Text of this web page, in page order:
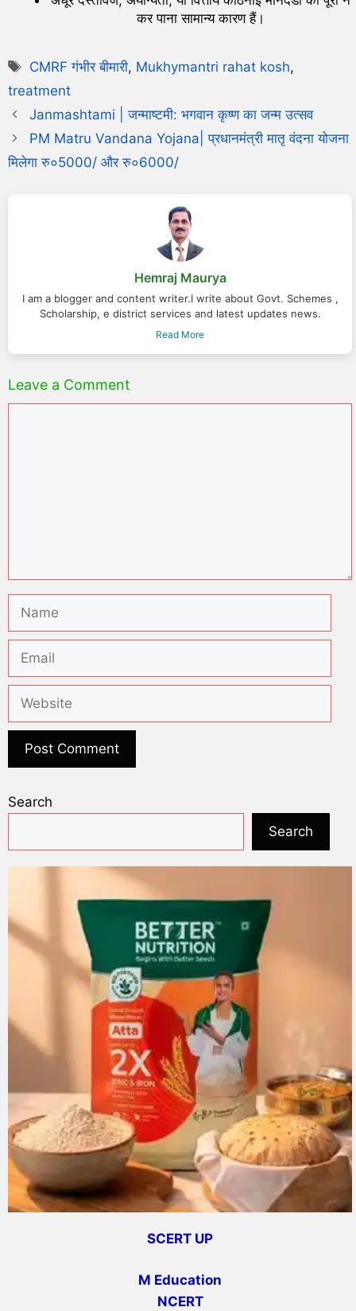
कर पाना सामान्य कारण हैं।
CMRF गंभीर बीमारी, Mukhymantri rahat kosh,
treatment
Janmashtami | जन्माष्टमी: भगवान कृष्ण का जन्म उत्सव
PM Matru Vandana Yojana| प्रधानमंत्री मातृ वंदना योजना
मिलेगा रु०5000/ और रु०6000/
Hemraj Maurya
I am a blogger and content writer.I write about Govt. Schemes ,
Scholarship, e district services and latest updates news.
Read More
Leave a Comment
Search
Search
SCERT UP
M Education
NCERT